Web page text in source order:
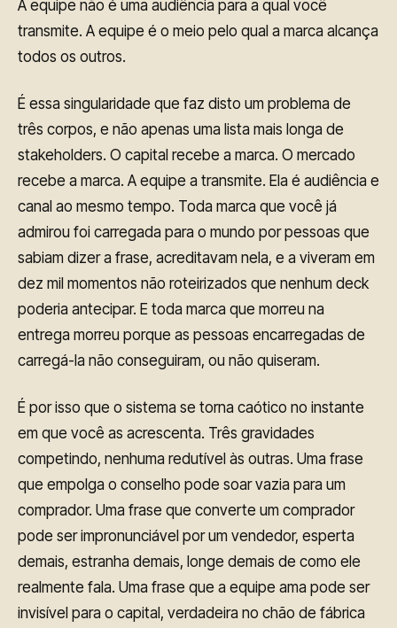
A equipe não é uma audiência para a qual você
transmite. A equipe é o meio pelo qual a marca alcança
todos os outros.
É essa singularidade que faz disto um problema de
três corpos, e não apenas uma lista mais longa de
stakeholders. O capital recebe a marca. O mercado
recebe a marca. A equipe a transmite. Ela é audiência e
canal ao mesmo tempo. Toda marca que você já
admirou foi carregada para o mundo por pessoas que
sabiam dizer a frase, acreditavam nela, e a viveram em
dez mil momentos não roteirizados que nenhum deck
poderia antecipar. E toda marca que morreu na
entrega morreu porque as pessoas encarregadas de
carregá-la não conseguiram, ou não quiseram.
É por isso que o sistema se torna caótico no instante
em que você as acrescenta. Três gravidades
competindo, nenhuma redutível às outras. Uma frase
que empolga o conselho pode soar vazia para um
comprador. Uma frase que converte um comprador
pode ser impronunciável por um vendedor, esperta
demais, estranha demais, longe demais de como ele
realmente fala. Uma frase que a equipe ama pode ser
invisível para o capital, verdadeira no chão de fábrica